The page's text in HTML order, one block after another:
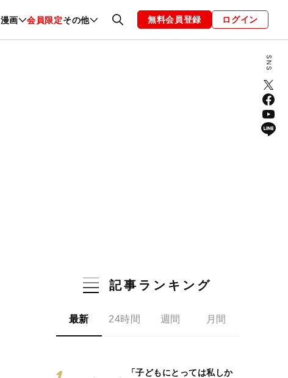
漫画 会員限定その他
ファッション 恋愛・結婚 編集部 お知らせ
無料会員登録 ログイン
記事ランキング
最新 24時間 週間 月間
「子どもにとっては私しか